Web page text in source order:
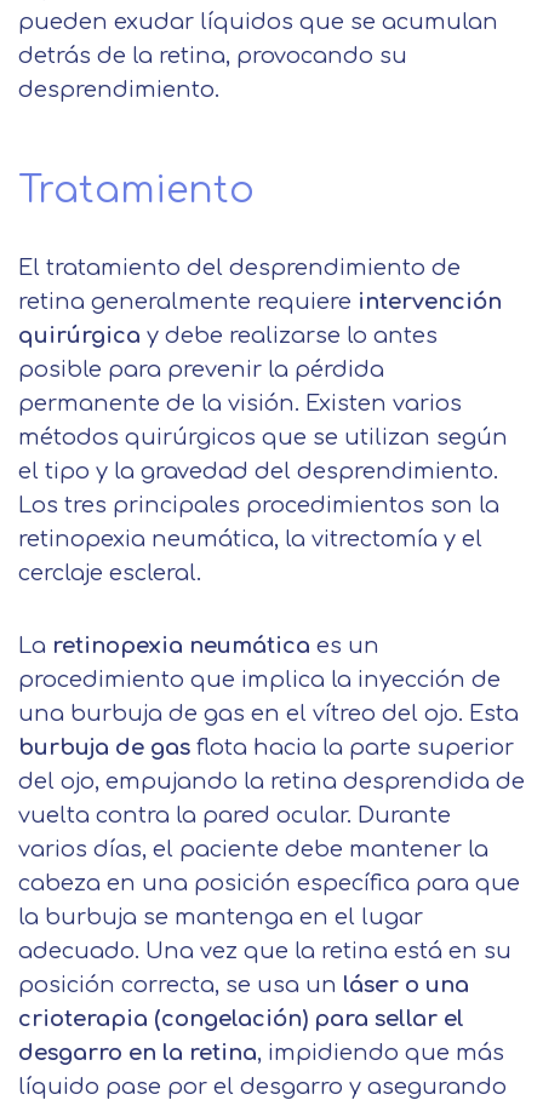
pueden exudar líquidos que se acumulan
detrás de la retina, provocando su
desprendimiento.
Tratamiento
El tratamiento del desprendimiento de
retina generalmente requiere intervención
quirúrgica y debe realizarse lo antes
posible para prevenir la pérdida
permanente de la visión. Existen varios
métodos quirúrgicos que se utilizan según
el tipo y la gravedad del desprendimiento.
Los tres principales procedimientos son la
retinopexia neumática, la vitrectomía y el
cerclaje escleral.
La retinopexia neumática es un
procedimiento que implica la inyección de
una burbuja de gas en el vítreo del ojo. Esta
burbuja de gas flota hacia la parte superior
del ojo, empujando la retina desprendida de
vuelta contra la pared ocular. Durante
varios días, el paciente debe mantener la
cabeza en una posición específica para que
la burbuja se mantenga en el lugar
adecuado. Una vez que la retina está en su
posición correcta, se usa un láser o una
crioterapia (congelación) para sellar el
desgarro en la retina, impidiendo que más
líquido pase por el desgarro y asegurando
Protección de Datos .
básica.
de nuestros servicios de enseñanza
Legitimación Consentimiento del
interesado Destinatarios Encargados
del tratamiento para cumplir con las
como otros derechos, como se
Información adicionalaquí
Acepto el tratamiento de mis datos con la
finalidad prevista en la información
básica
correcto funcionamiento de las distintas
funcionalidades de nuestra página web.
Puede obtener más información en
Después de aceptar, no volveremos a
Seguir navegando
Leer más